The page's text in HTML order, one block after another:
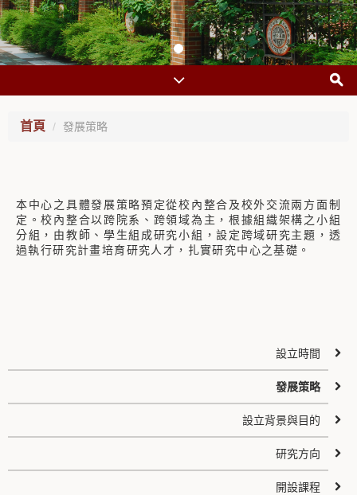
首頁 發展策略
本中心之具體發展策略預定從校內整合及校外交流兩方面制
定。校內整合以跨院系、跨領域為主，根據組織架構之小組
分組，由教師、學生組成研究小組，設定跨域研究主題，透
過執行研究計畫培育研究人才，扎實研究中心之基礎。
設立時間
發展策略
設立背景與目的
研究方向
開設課程